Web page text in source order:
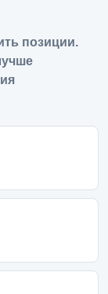
позиции.